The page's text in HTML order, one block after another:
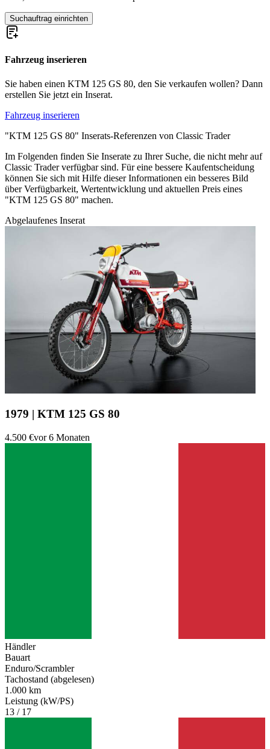
Suchauftrag einrichten
Fahrzeug inserieren
Sie haben einen KTM 125 GS 80, den Sie verkaufen wollen? Dann
erstellen Sie jetzt ein Inserat.
Fahrzeug inserieren
"KTM 125 GS 80" Inserats-Referenzen von Classic Trader
Im Folgenden finden Sie Inserate zu Ihrer Suche, die nicht mehr auf
Classic Trader verfügbar sind. Für eine bessere Kaufentscheidung
können Sie sich mit Hilfe dieser Informationen ein besseres Bild
über Verfügbarkeit, Wertentwicklung und aktuellen Preis eines
"KTM 125 GS 80" machen.
Abgelaufenes Inserat
1979 | KTM 125 GS 80
4.500 €vor 6 Monaten
Händler
Bauart
Enduro/Scrambler
Tachostand (abgelesen)
1.000 km
Leistung (kW/PS)
13 / 17